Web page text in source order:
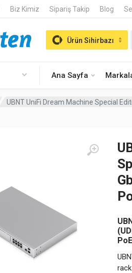
Biz Kimiz Sipariş Takip Blog
Ana Sayfa
Ürün Sihirbazı
UBNT UniFi Dream Machine Special